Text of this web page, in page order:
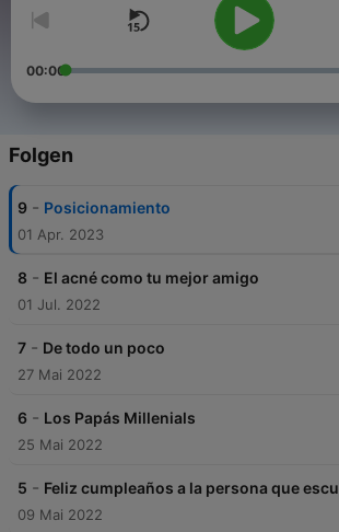
00:00
Folgen
9 - Posicionamiento
01 Apr. 2023
8 - El acné como tu mejor amigo
01 Jul. 2022
7 - De todo un poco
27 Mai 2022
6 - Los Papás Millenials
25 Mai 2022
5 - Feliz cumpleaños a la persona que
09 Mai 2022